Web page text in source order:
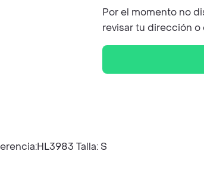
Por el momento no
revisar tu dirección
Talla: S